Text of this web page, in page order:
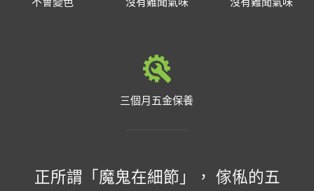
三個月五金保養
正所謂「魔鬼在細節」， 傢俬的五